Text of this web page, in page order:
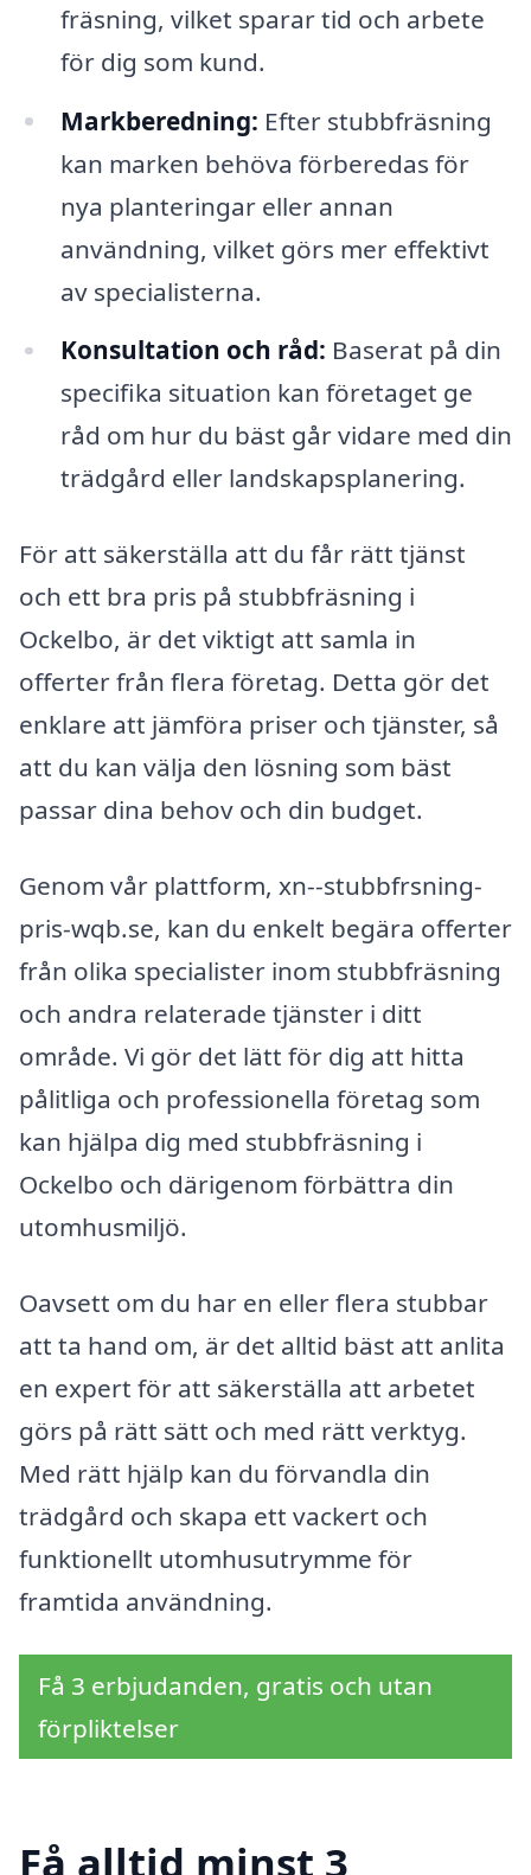
fräsning, vilket sparar tid och arbete
för dig som kund.
Markberedning: Efter stubbfräsning
kan marken behöva förberedas för
nya planteringar eller annan
användning, vilket görs mer effektivt
av specialisterna.
Konsultation och råd: Baserat på din
specifika situation kan företaget ge
råd om hur du bäst går vidare med din
trädgård eller landskapsplanering.
För att säkerställa att du får rätt tjänst
och ett bra pris på stubbfräsning i
Ockelbo, är det viktigt att samla in
offerter från flera företag. Detta gör det
enklare att jämföra priser och tjänster, så
att du kan välja den lösning som bäst
passar dina behov och din budget.
Genom vår plattform, xn--stubbfrsning-
pris-wqb.se, kan du enkelt begära offerter
från olika specialister inom stubbfräsning
och andra relaterade tjänster i ditt
område. Vi gör det lätt för dig att hitta
pålitliga och professionella företag som
kan hjälpa dig med stubbfräsning i
Ockelbo och därigenom förbättra din
utomhusmiljö.
Oavsett om du har en eller flera stubbar
att ta hand om, är det alltid bäst att anlita
en expert för att säkerställa att arbetet
görs på rätt sätt och med rätt verktyg.
Med rätt hjälp kan du förvandla din
trädgård och skapa ett vackert och
funktionellt utomhusutrymme för
framtida användning.
Få 3 erbjudanden, gratis och utan
förpliktelser
Få alltid minst 3